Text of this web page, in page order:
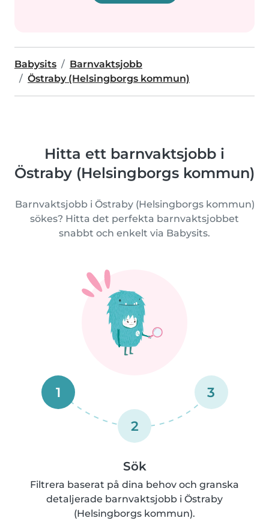
Babysits
Barnvaktsjobb
Östraby (Helsingborgs kommun)
Hitta ett barnvaktsjobb i
Östraby (Helsingborgs kommun)
Barnvaktsjobb i Östraby (Helsingborgs kommun)
sökes? Hitta det perfekta barnvaktsjobbet
snabbt och enkelt via Babysits.
1
2
3
Sök
Filtrera baserat på dina behov och granska
detaljerade barnvaktsjobb i Östraby
(Helsingborgs kommun).